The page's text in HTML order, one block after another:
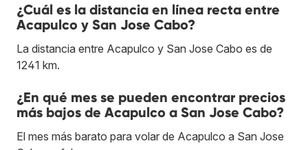
¿Cuál es la distancia en línea recta entre
Acapulco y San Jose Cabo?
La distancia entre Acapulco y San Jose Cabo es de
1241 km.
¿En qué mes se pueden encontrar precios
más bajos de Acapulco a San Jose Cabo?
El mes más barato para volar de Acapulco a San Jose